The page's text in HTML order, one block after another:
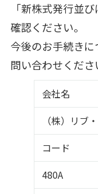
「新株式発行並
確認ください。
今後のお手続き
問い合わせくださ
会社名
（株）リブ
コード
480A